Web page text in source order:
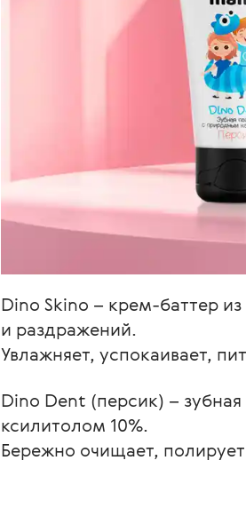
Dino Skino – крем-баттер
и раздражений.
Увлажняет, успокаивает,
Dino Dent (персик) –
ксилитолом 10%.
Бережно очищает,